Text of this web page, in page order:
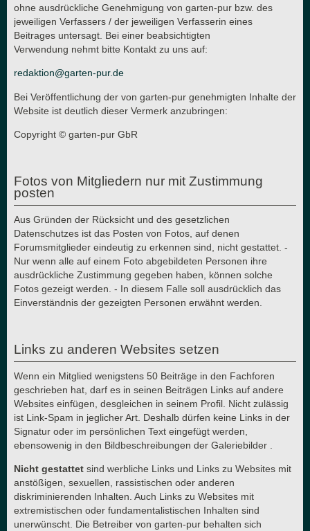
ohne ausdrückliche Genehmigung von garten-pur bzw. des
jeweiligen Verfassers / der jeweiligen Verfasserin eines
Beitrages untersagt. Bei einer beabsichtigten
Verwendung nehmt bitte Kontakt zu uns auf:
redaktion@garten-pur.de
Bei Veröffentlichung der von garten-pur genehmigten Inhalte der
Website ist deutlich dieser Vermerk anzubringen:
Copyright © garten-pur GbR
Fotos von Mitgliedern nur mit Zustimmung
posten
Aus Gründen der Rücksicht und des gesetzlichen
Datenschutzes ist das Posten von Fotos, auf denen
Forumsmitglieder eindeutig zu erkennen sind, nicht gestattet. -
Nur wenn alle auf einem Foto abgebildeten Personen ihre
ausdrückliche Zustimmung gegeben haben, können solche
Fotos gezeigt werden. - In diesem Falle soll ausdrücklich das
Einverständnis der gezeigten Personen erwähnt werden.
Links zu anderen Websites setzen
Wenn ein Mitglied wenigstens 50 Beiträge in den Fachforen
geschrieben hat, darf es in seinen Beiträgen Links auf andere
Websites einfügen, desgleichen in seinem Profil. Nicht zulässig
ist Link-Spam in jeglicher Art. Deshalb dürfen keine Links in der
Signatur oder im persönlichen Text eingefügt werden,
ebensowenig in den Bildbeschreibungen der Galeriebilder .
Nicht gestattet sind werbliche Links und Links zu Websites mit
anstößigen, sexuellen, rassistischen oder anderen
diskriminierenden Inhalten. Auch Links zu Websites mit
extremistischen oder fundamentalistischen Inhalten sind
unerwünscht. Die Betreiber von garten-pur behalten sich